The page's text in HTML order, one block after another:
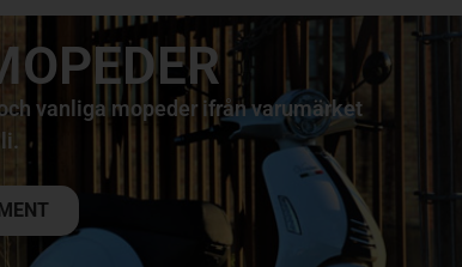
vanliga mopeder ifrån varumärket